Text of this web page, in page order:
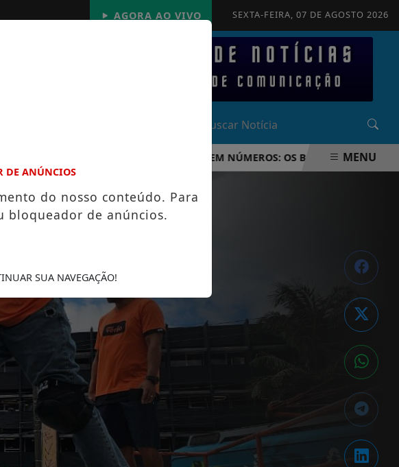
SEXTA-FEIRA, 07 DE AGOSTO 2026
AGORA AO VIVO
COPA DO MUNDO FIFA 2026 EM NÚMEROS: OS BASTIDORES DA MAIOR
MENU
DE ANÚNCIOS
do nosso conteúdo. Para
bloqueador de anúncios.
SUA NAVEGAÇÃO!